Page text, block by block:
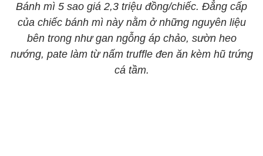
Bánh mì 5 sao giá 2,3 triệu đồng/chiếc. Đẳng cấp
của chiếc bánh mì này nằm ở những nguyên liệu
bên trong như gan ngỗng áp chảo, sườn heo
nướng, pate làm từ nấm truffle đen ăn kèm hũ trứng
cá tầm.